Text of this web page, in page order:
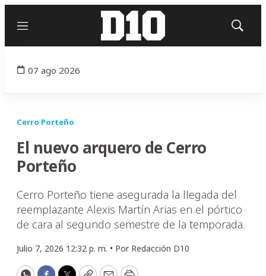
Menú
Mostrar
07 ago 2026
Cerro Porteño
El nuevo arquero de Cerro
Porteño
Cerro Porteño tiene asegurada la llegada del
reemplazante Alexis Martín Arias en el pórtico
de cara al segundo semestre de la temporada.
Julio 7, 2026 12:32 p. m. • Por Redacción D10